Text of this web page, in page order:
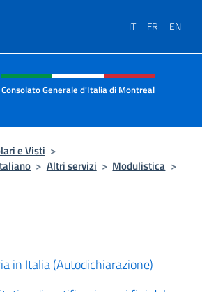
IT FR EN
social e menù
Consolato Generale d'Italia di Montreal
e Visti >
> Altri servizi > Modulistica >
in Italia (Autodichiarazione)